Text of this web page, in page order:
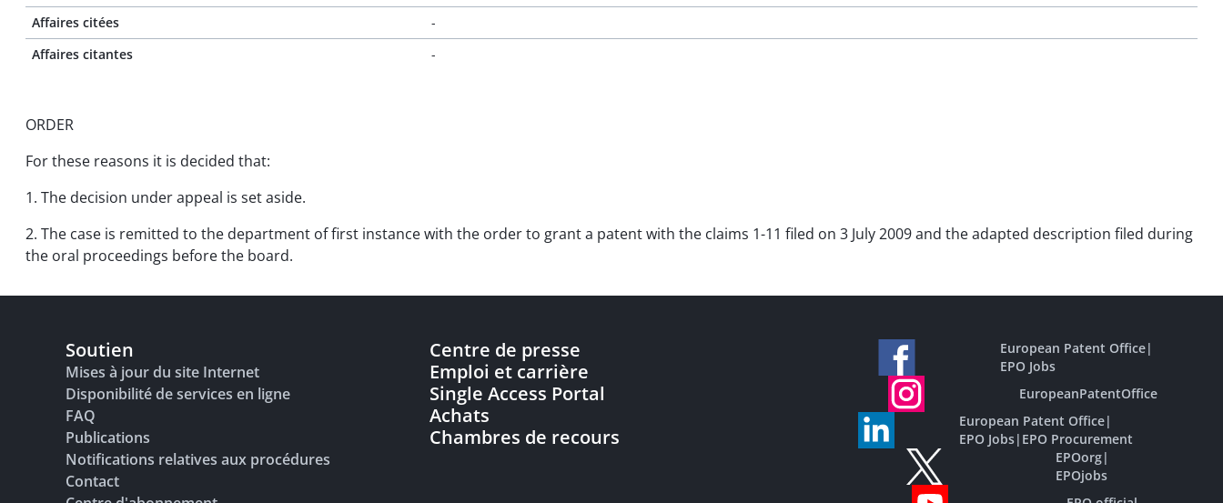
Affaires citées
-
Affaires citantes
-
ORDER
For these reasons it is decided that:
1. The decision under appeal is set aside.
2. The case is remitted to the department of first instance with the order to grant a patent with the claims 1-11 filed on 3 July 2009 and the adapted description filed during
the oral proceedings before the board.
Soutien
Mises à jour du site Internet
Disponibilité de services en ligne
FAQ
Publications
Notifications relatives aux procédures
Contact
Centre de presse
Emploi et carrière
Single Access Portal
Achats
Chambres de recours
European Patent Office|
EPO Jobs
EuropeanPatentOffice
European Patent Office|
EPO Jobs| EPO Procurement
EPOorg|
EPOjobs